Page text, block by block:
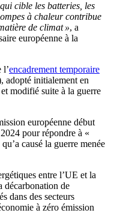
cible les batteries, les
à chaleur contribue
de climat », a
européenne à la
l’encadrement temporaire
adopté initialement en
modifié suite à la guerre
européenne début
pour répondre à «
causé la guerre menée
entre l’UE et la
de
dans des secteurs
à zéro émission